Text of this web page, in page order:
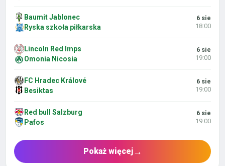
Baumit Jablonec
Ryska szkoła piłkarska
6 sie
18:00
Lincoln Red Imps
Omonia Nicosia
6 sie
19:00
FC Hradec Králové
Besiktas
6 sie
19:00
Red bull Salzburg
Pafos
6 sie
19:00
Pokaż więcej→